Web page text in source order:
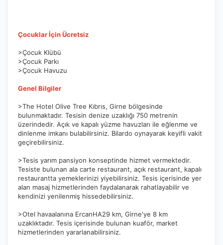
Çocuklar İçin Ücretsiz
>Çocuk Klübü
>Çocuk Parkı
>Çocuk Havuzu
Genel Bilgiler
>The Hotel Olive Tree Kıbrıs, Girne bölgesinde
bulunmaktadır. Tesisin denize uzaklığı 750 metrenin
üzerindedir. Açık ve kapalı yüzme havuzları ile eğlenme ve
dinlenme imkanı bulabilirsiniz. Bilardo oynayarak keyifli vakit
geçirebilirsiniz.
>Tesis yarım pansiyon konseptinde hizmet vermektedir.
Tesiste bulunan ala carte restaurant, açık restaurant, kapalı
restaurantta yemeklerinizi yiyebilirsiniz. Tesis içerisinde yer
alan masaj hizmetlerinden faydalanarak rahatlayabilir ve
kendinizi yenilenmiş hissedebilirsiniz.
>Otel havaalanına ErcanHA29 km, Girne'ye 8 km
uzaklıktadır. Tesis içerisinde bulunan kuaför, market
hizmetlerinden yararlanabilirsiniz.